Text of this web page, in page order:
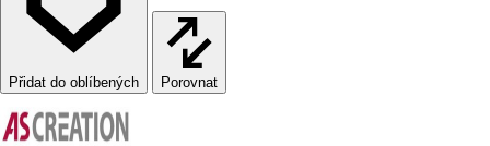
Porovnat